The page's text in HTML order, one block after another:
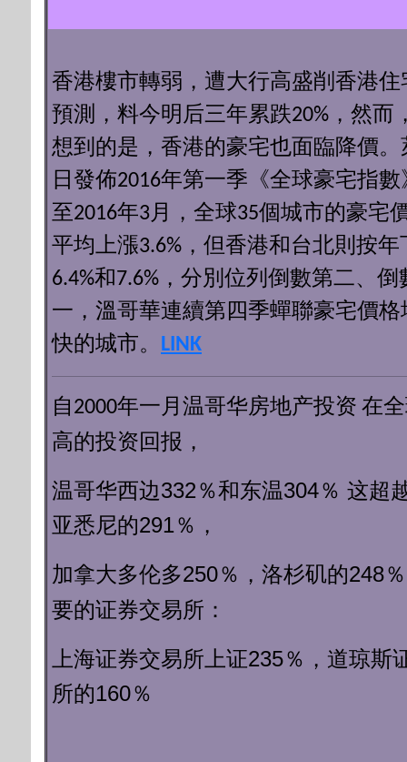
schools, shopping, and restaurants. A
$8....). DON'T MISS THIS RARE
香港樓市轉弱，遭大行高盛削香港住
預測，料今明后三年累跌20%，然而
想到的是，香港的豪宅也面臨降價。
日發佈2016年第一季《全球豪宅指
至2016年3月，全球35個城市的豪宅
平均上漲3.6%，但香港和台北則按年
6.4%和7.6%，分別位列倒數第二、倒
一，溫哥華連續第四季蟬聯豪宅價格
快的城市。 LINK
自2000年一月 温哥华房地产投资 在
高的投资回报，
温哥华西边332％和东温304％ 这超
亚悉尼的291％，
加拿大多伦多250％，洛杉矶的248
要的证券交易所：
上海证券交易所上证235％， 道琼斯
所的160％